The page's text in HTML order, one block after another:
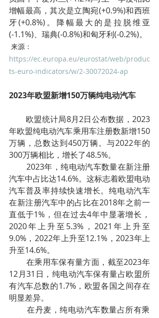
增幅最高，其次是立陶宛(+0.9%)和西班
牙(+0.8%)。降幅最大的是拉脱维亚
(-1.1%)、瑞典(-0.8%)和匈牙利(-0.2%)。
来源：
https://ec.europa.eu/eurostat/web/produc
ts-euro-indicators/w/2-30072024-ap
2023年欧盟新增150万辆纯电动汽车
    欧盟统计局8月2日公布数据，2023
年欧盟纯电动汽车乘用车注册数新增150
万辆，总数达到450万辆。与2022年的
300万辆相比，增长了48.5%。
        2023年，纯电动汽车数量在新注册
汽车中占比达14.6%。这标志着欧盟电动
汽车普及率持续快速增长。纯电动汽车
在新注册汽车中的占比在2018年之前一
直低于1%，但在过去4年中显著增长，
2020年上升至5.3%，2021年上升至
9.0%，2022年上升至12.1%，2023年上
升至14.6%。
12月31日，纯电动汽车保有量占欧盟所
有汽车总数的1.7%，欧盟各国之间存在
明显差异。
        在丹麦，纯电动汽车数量占所有乘